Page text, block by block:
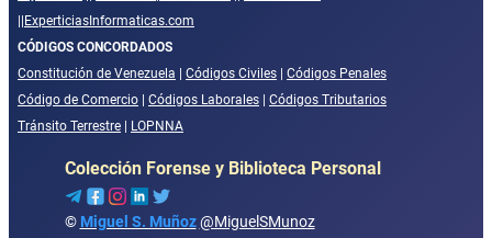
ExperticiasInformaticas.com
CÓDIGOS CONCORDADOS
Constitución de Venezuela
Códigos Civiles
Códigos Penales
Código de Comercio
Códigos Laborales
Códigos Tributarios
Tránsito Terrestre
LOPNNA
Colección Forense y Biblioteca Personal
© Miguel S. Muñoz @MiguelSMunoz